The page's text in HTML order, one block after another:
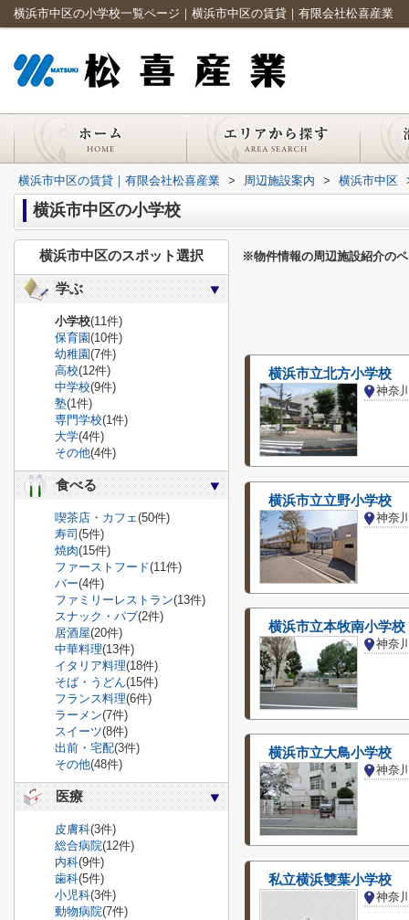
横浜市中区の小学校一覧ページ｜横浜市中区の賃貸｜有限会社松喜産業
横浜市中区の賃貸｜有限会社松喜産業 > 周辺施設案内 > 横浜市中区
横浜市中区の小学校
※物件情報の周辺施設紹介の
横浜市立北方小学校
神奈
横浜市立立野小学校
神奈
横浜市立本牧南小学校
神奈
横浜市立大鳥小学校
私立横浜雙葉小学校
神奈
横浜市中区のスポット選択
学ぶ
小学校(11件)
保育園(10件)
幼稚園(7件)
高校(12件)
中学校(9件)
塾(1件)
専門学校(1件)
大学(4件)
その他(4件)
食べる
喫茶店・カフェ(50件)
寿司 (5件)
焼肉(15件)
ファーストフード(11件)
バー(4件)
ファミリーレストラン(13件)
スナック・パブ(2件)
居酒屋(20件)
中華料理(13件)
イタリア料理(18件)
そば・うどん(15件)
フランス料理(6件)
ラーメン(7件)
スイーツ(8件)
出前・宅配(3件)
その他(48件)
医療
皮膚科(3件)
総合病院(12件)
内科(9件)
歯科(5件)
小児科(3件)
動物病院(7件)